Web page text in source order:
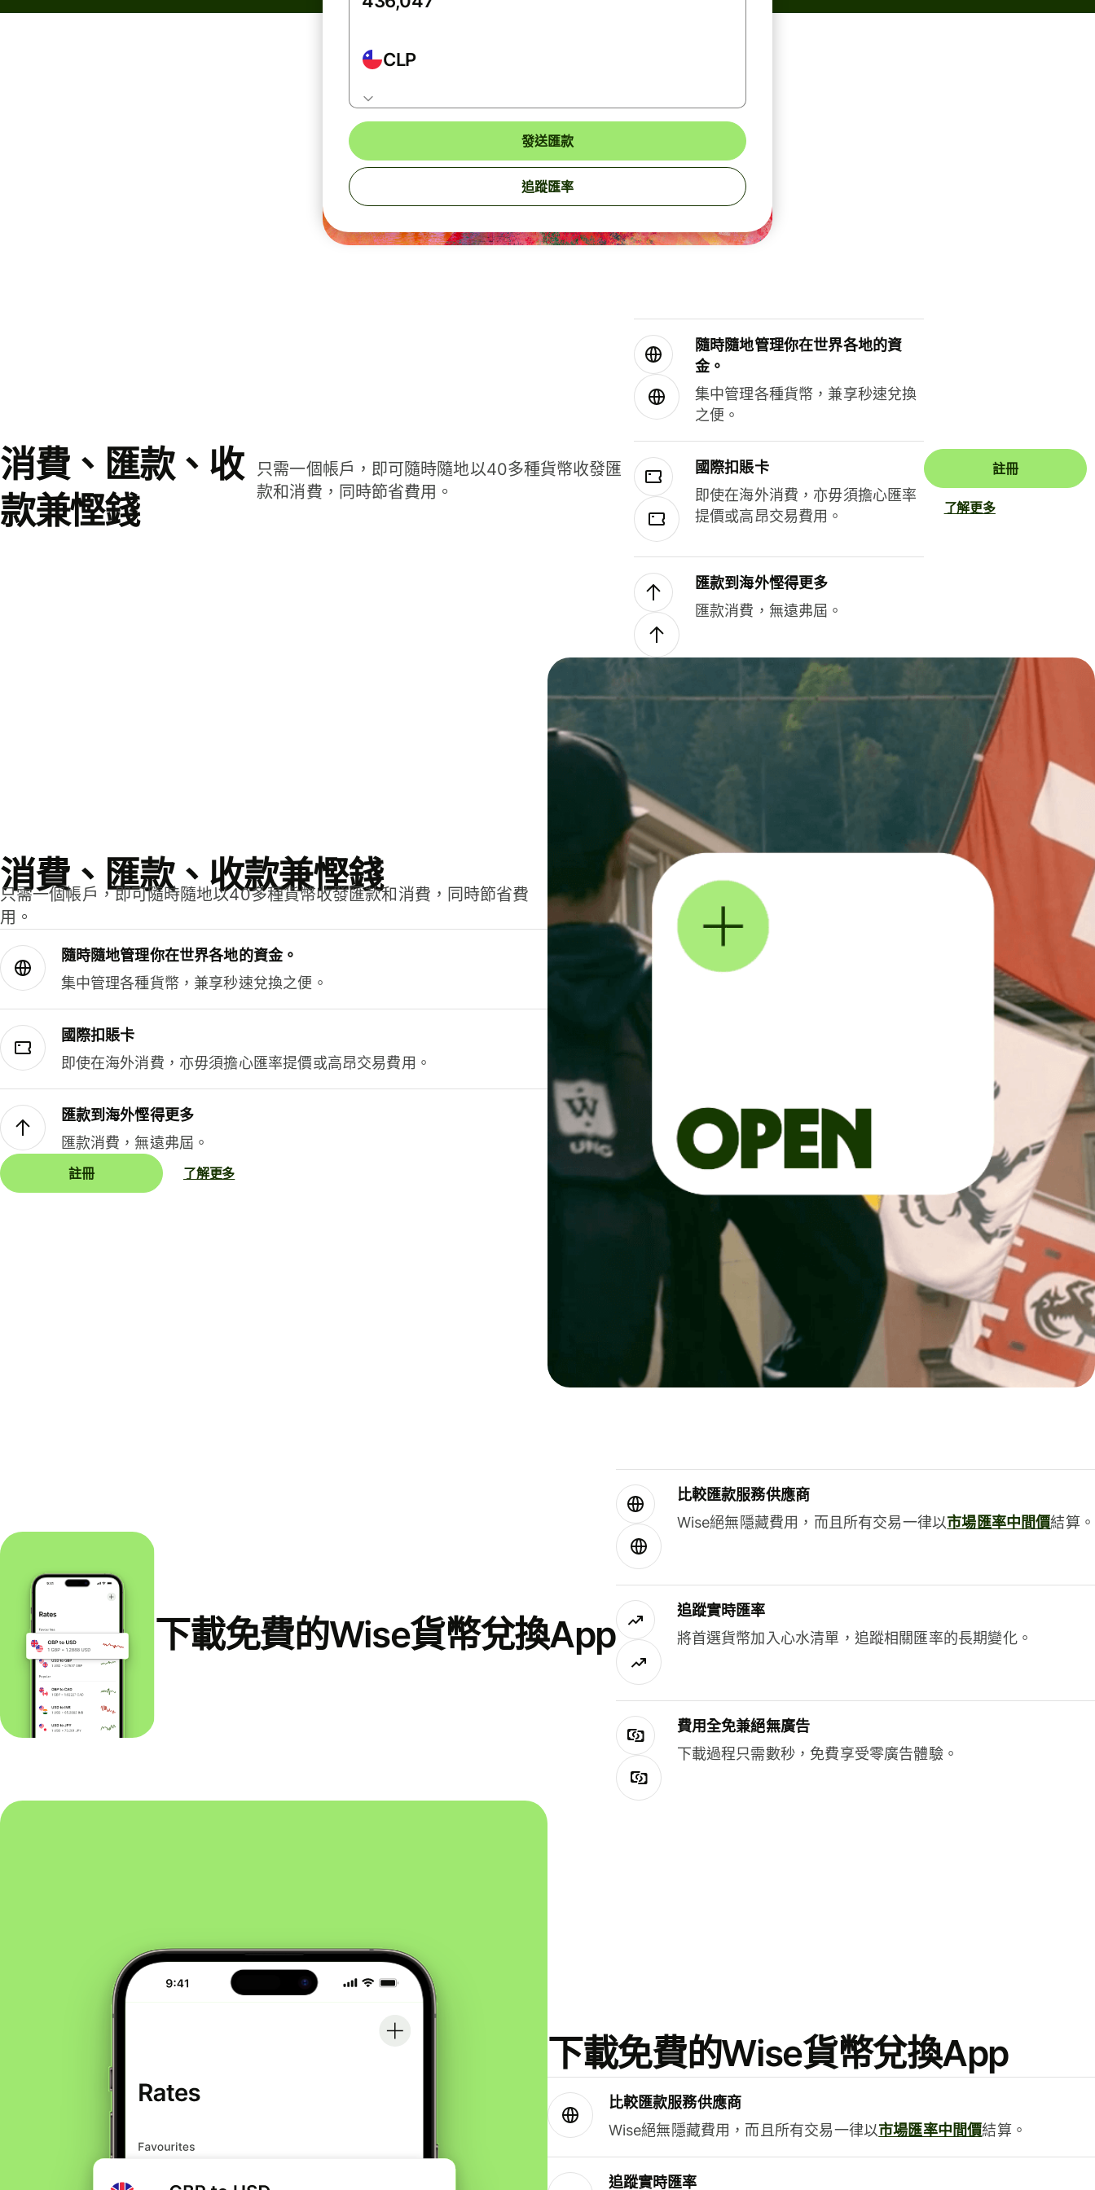
CLP
發送匯款
追蹤匯率
消費、匯款、收
款兼慳錢
只需一個帳戶，即可隨時隨地以40多種貨幣收發匯
款和消費，同時節省費用。
隨時隨地管理你在世界各地的資
金。
集中管理各種貨幣，兼享秒速兌換
之便。
國際扣賬卡
即使在海外消費，亦毋須擔心匯率
提價或高昂交易費用。
匯款到海外慳得更多
匯款消費，無遠弗屆。
註冊
了解更多
消費、匯款、收款兼慳錢
只需一個帳戶，即可隨時隨地以40多種貨幣收發匯款和消費，同時節省費
用。
隨時隨地管理你在世界各地的資金。
集中管理各種貨幣，兼享秒速兌換之便。
國際扣賬卡
即使在海外消費，亦毋須擔心匯率提價或高昂交易費用。
匯款到海外慳得更多
匯款消費，無遠弗屆。
註冊 了解更多
下載免費的Wise貨幣兌換App
比較匯款服務供應商
Wise絕無隱藏費用，而且所有交易一律以市場匯率中間價結算。
追蹤實時匯率
將首選貨幣加入心水清單，追蹤相關匯率的長期變化。
費用全免兼絕無廣告
下載過程只需數秒，免費享受零廣告體驗。
下載免費的Wise貨幣兌換App
比較匯款服務供應商
Wise絕無隱藏費用，而且所有交易一律以市場匯率中間價結算。
追蹤實時匯率